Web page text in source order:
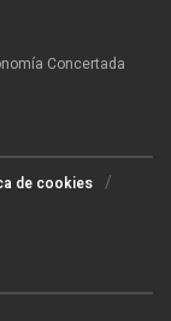
Concertada
de cookies